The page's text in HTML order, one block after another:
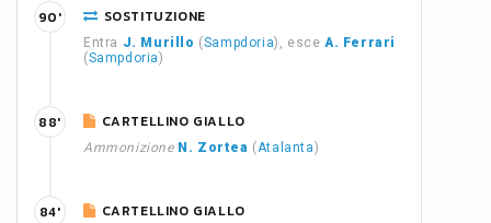
SOSTITUZIONE
Entra J. Murillo (Sampdoria), esceA. Ferrari
(Sampdoria)
90'
CARTELLINO GIALLO
Ammonizione N. Zortea (Atalanta)
88'
CARTELLINO GIALLO
84'